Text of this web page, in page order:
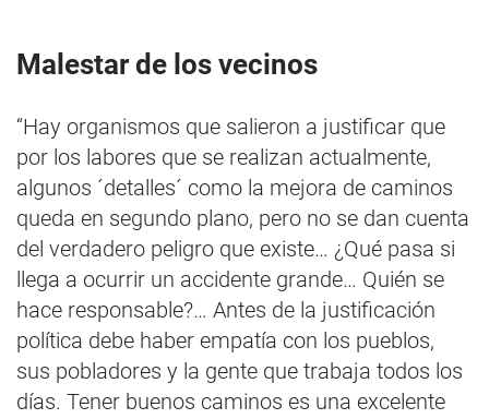
Malestar de los vecinos
“Hay organismos que salieron a justificar que
por los labores que se realizan actualmente,
algunos ´detalles´ como la mejora de caminos
queda en segundo plano, pero no se dan cuenta
del verdadero peligro que existe… ¿Qué pasa si
llega a ocurrir un accidente grande… Quién se
hace responsable?… Antes de la justificación
política debe haber empatía con los pueblos,
sus pobladores y la gente que trabaja todos los
días. Tener buenos caminos es una excelente